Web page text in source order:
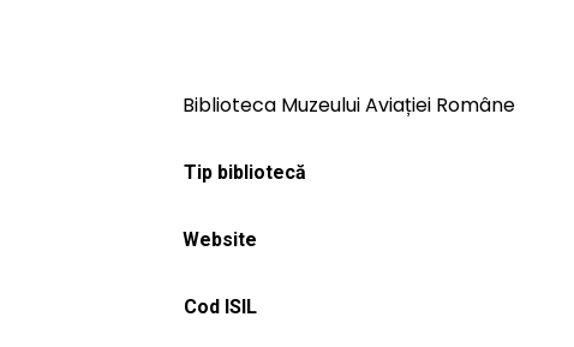
Biblioteca Muzeului Aviației Române
Tip bibliotecă
Website
Cod ISIL